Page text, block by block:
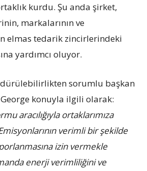
kurdu. Şu anda şirket,
markalarının ve
elmas tedarik zincirlerindeki
yardımcı oluyor.
sorumlu başkan
George konuyla ilgili olarak:
aracılığıyla ortaklarımıza
verimli bir şekilde
izin vermekle
enerji verimliliğini ve